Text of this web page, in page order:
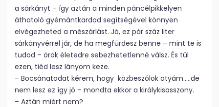
a sárkányt – így aztán a minden páncélpikkelyen
áthatoló gyémántkardod segítségével könnyen
elvégezheted a mészárlást. Jó, ez pár száz liter
sárkányvérrel jár, de ha megfürdesz benne – mint te is
tudod – örök életedre sebezhetetlenné válsz. És túl
ezen, tiéd lesz lányom keze.
– Bocsánatodat kérem, hogy közbeszólok atyám…..de
nem lesz ez így jó – mondta ekkor a királykisasszony.
– Aztán miért nem?